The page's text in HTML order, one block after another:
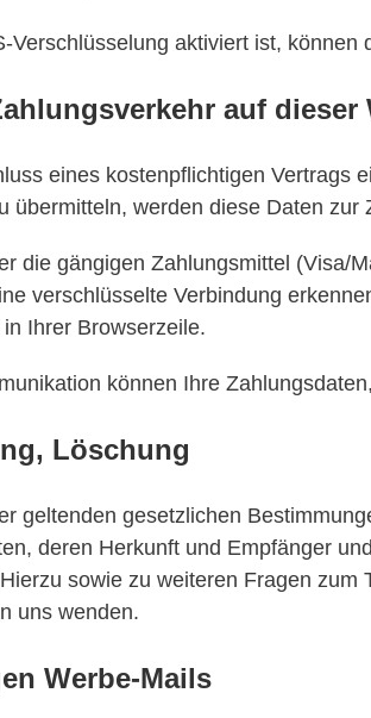
Verschlüsselung aktiviert ist,
auf dieser
eines kostenpflichtigen Vertrags
übermitteln, werden diese Daten zur
die gängigen Zahlungsmittel (Visa/
verschlüsselte Verbindung
Ihrer Browserzeile.
können Ihre
Löschung
geltenden gesetzlichen
deren Herkunft und Empfänger
sowie zu weiteren Fragen
uns wenden.
Werbe-Mails